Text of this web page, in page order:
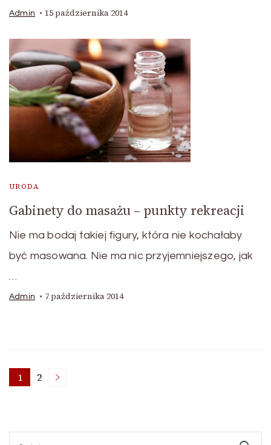
Admin 15 października 2014
URODA
Gabinety do masażu – punkty rekreacji
Nie ma bodaj takiej figury, która nie kochałaby
być masowana. Nie ma nic przyjemniejszego, jak
…
Admin 7 października 2014
Stronicowanie
wpisów
Strona
1 Strona
2